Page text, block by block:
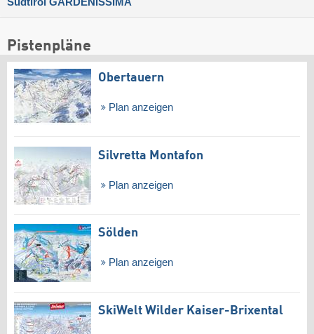
Südtirol GARDENISSIMA
Pistenpläne
Obertauern
Plan anzeigen
Silvretta Montafon
Plan anzeigen
Sölden
Plan anzeigen
SkiWelt Wilder Kaiser-Brixental